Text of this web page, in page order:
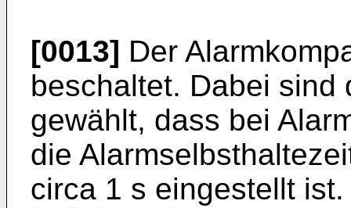
[0013] Der
beschaltet. Dabei sind
gewählt, dass bei
die
circa 1 s eingestellt